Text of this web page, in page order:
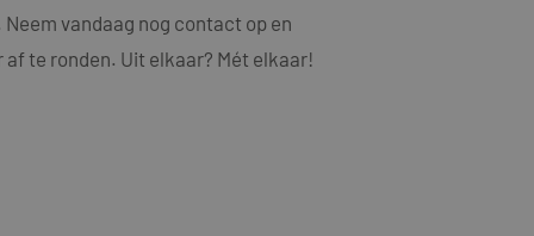
vandaag nog contact op en
te ronden. Uit elkaar? Mét elkaar!
en